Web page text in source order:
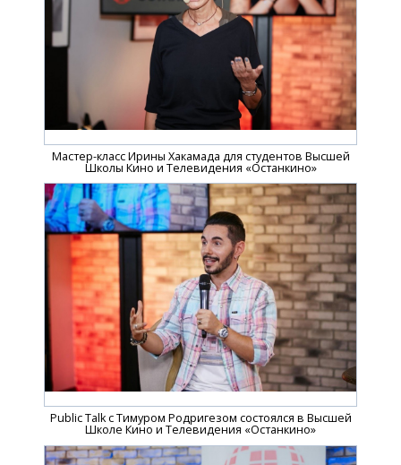
Мастер-класс Ирины Хакамада для студентов Высшей
Школы Кино и Телевидения «Останкино»
Public Talk c Тимуром Родригезом состоялся в Высшей
Школе Кино и Телевидения «Останкино»